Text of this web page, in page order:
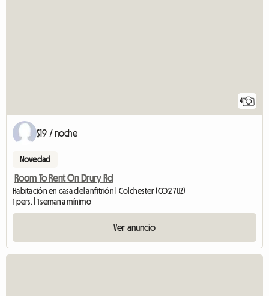
4
$19 / noche
Novedad
Room To Rent On Drury Rd
Habitación en casa del anfitrión | Colchester (CO2 7UZ)
1 pers. | 1 semana mínimo
Ver anuncio